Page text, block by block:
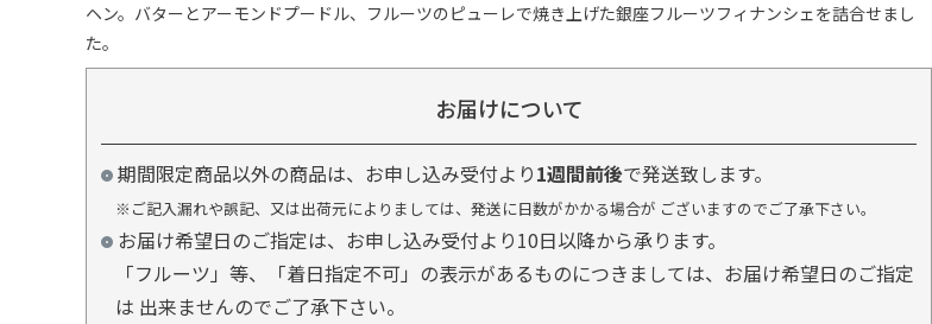
ヘン。バターとアーモンドプードル、フルーツのピューレで焼き上げた銀座フルーツフィナンシェを詰合せまし
た。
お届けについて
期間限定商品以外の商品は、お申し込み受付より1週間前後で発送致します。
※ご記入漏れや誤記、又は出荷元によりましては、発送に日数がかかる場合が ございますのでご了承下さい。
お届け希望日のご指定は、お申し込み受付より10日以降から承ります。
「フルーツ」等、「着日指定不可」の表示があるものにつきましては、お届け希望日のご指定
は 出来ませんのでご了承下さい。